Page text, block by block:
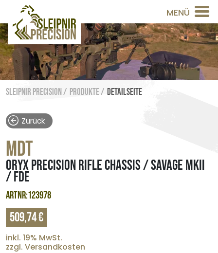
MENÜ
Sleipnir Precision / Produkte / Detailseite
Zurück
MDT
ORYX PRECISION RIFLE CHASSIS / SAVAGE MKII
/ FDE
ARTNR:123978
509,74 €
inkl. 19% MwSt.
zzgl. Versandkosten